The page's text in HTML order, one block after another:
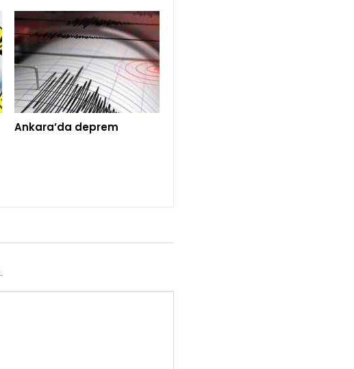
Ankara’da deprem